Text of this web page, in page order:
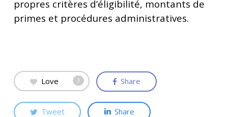
propres critères d’éligibilité, montants de
primes et procédures administratives.
Love 3 Share
Tweet Share